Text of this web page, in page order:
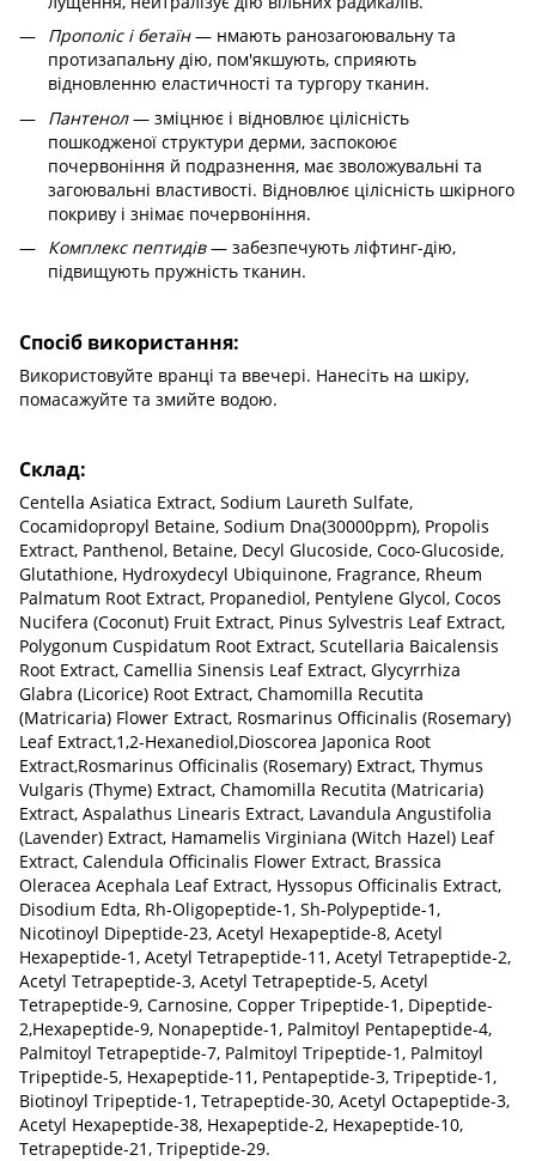
Прополіс і бетаїн— нмають ранозагоювальну та
протизапальну дію, пом'якшують, сприяють
відновленню еластичності та тургору тканин.
Пантенол— зміцнює і відновлює цілісність
пошкодженої структури дерми, заспокоює
почервоніння й подразнення, має зволожувальні та
загоювальні властивості. Відновлює цілісність шкірного
покриву і знімає почервоніння.
Комплекс пептидів— забезпечують ліфтинг-дію,
підвищують пружність тканин.
Спосіб використання:
Використовуйте вранці та ввечері. Нанесіть на шкіру,
помасажуйте та змийте водою.
Склад:
Centella Asiatica Extract, Sodium Laureth Sulfate,
Cocamidopropyl Betaine, Sodium Dna(30000ppm), Propolis
Extract, Panthenol, Betaine, Decyl Glucoside, Coco-Glucoside,
Glutathione, Hydroxydecyl Ubiquinone, Fragrance, Rheum
Palmatum Root Extract, Propanediol, Pentylene Glycol, Cocos
Nucifera (Coconut) Fruit Extract, Pinus Sylvestris Leaf Extract,
Polygonum Cuspidatum Root Extract, Scutellaria Baicalensis
Root Extract, Camellia Sinensis Leaf Extract, Glycyrrhiza
Glabra (Licorice) Root Extract, Chamomilla Recutita
(Matricaria) Flower Extract, Rosmarinus Officinalis (Rosemary)
Leaf Extract,1,2-Hexanediol,Dioscorea Japonica Root
Extract,Rosmarinus Officinalis (Rosemary) Extract, Thymus
Vulgaris (Thyme) Extract, Chamomilla Recutita (Matricaria)
Extract, Aspalathus Linearis Extract, Lavandula Angustifolia
(Lavender) Extract, Hamamelis Virginiana (Witch Hazel) Leaf
Extract, Calendula Officinalis Flower Extract, Brassica
Oleracea Acephala Leaf Extract, Hyssopus Officinalis Extract,
Disodium Edta, Rh-Oligopeptide-1, Sh-Polypeptide-1,
Nicotinoyl Dipeptide-23, Acetyl Hexapeptide-8, Acetyl
Hexapeptide-1, Acetyl Tetrapeptide-11, Acetyl Tetrapeptide-2,
Acetyl Tetrapeptide-3, Acetyl Tetrapeptide-5, Acetyl
Tetrapeptide-9, Carnosine, Copper Tripeptide-1, Dipeptide-
2,Hexapeptide-9, Nonapeptide-1, Palmitoyl Pentapeptide-4,
Palmitoyl Tetrapeptide-7, Palmitoyl Tripeptide-1, Palmitoyl
Tripeptide-5, Hexapeptide-11, Pentapeptide-3, Tripeptide-1,
Biotinoyl Tripeptide-1, Tetrapeptide-30, Acetyl Octapeptide-3,
Acetyl Hexapeptide-38, Hexapeptide-2, Hexapeptide-10,
Tetrapeptide-21, Tripeptide-29.